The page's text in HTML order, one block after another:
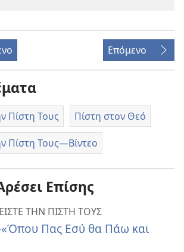
Επόμενο
Πίστη Τους Πίστη στον Θεό
Πίστη Τους​—Βίντεο
Επίσης
ΤΗΝ ΠΙΣΤΗ ΤΟΥΣ
Πας Εσύ θα Πάω και